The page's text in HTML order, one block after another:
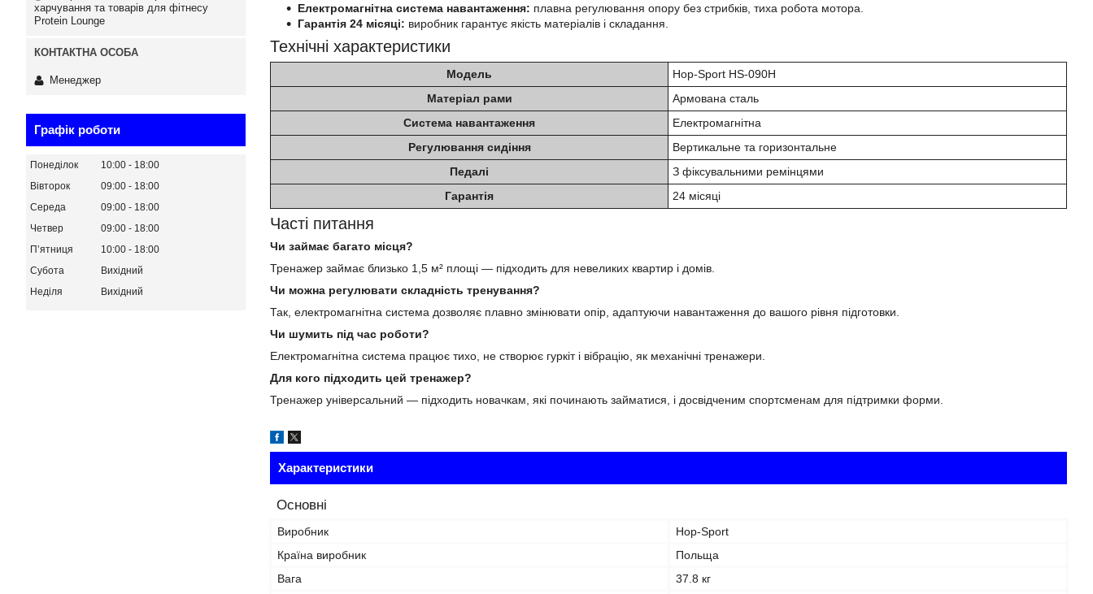
Електромагнітна система навантаження: плавна регулювання опору без стрибків, тиха робота мотора.
Гарантія 24 місяці: виробник гарантує якість матеріалів і складання.
Технічні характеристики
Модель
Hop-Sport HS-090H
Матеріал рами
Армована сталь
Система навантаження
Електромагнітна
Регулювання сидіння
Вертикальне та горизонтальне
Педалі
З фіксувальними ремінцями
Гарантія
24 місяці
Часті питання
Чи займає багато місця?
Тренажер займає близько 1,5 м² площі — підходить для невеликих квартир і домів.
Чи можна регулювати складність тренування?
Так, електромагнітна система дозволяє плавно змінювати опір, адаптуючи навантаження до вашого рівня підготовки.
Чи шумить під час роботи?
Електромагнітна система працює тихо, не створює гуркіт і вібрацію, як механічні тренажери.
Для кого підходить цей тренажер?
Тренажер універсальний — підходить новачкам, які починають займатися, і досвідченим спортсменам для підтримки форми.
Характеристики
Основні
Виробник
Hop-Sport
Країна виробник
Польща
Вага
37.8 кг
харчування та товарів для фітнесу
Protein Lounge
Менеджер
Графік роботи
Понеділок 10:00
18:00
Вівторок
09:00
18:00
Середа
09:00
18:00
Четвер
09:00
18:00
Пʼятниця
10:00
18:00
Субота
Вихідний
Неділя
Вихідний